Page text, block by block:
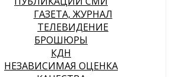
ГАЗЕТА, ЖУРНАЛ
ТЕЛЕВИДЕНИЕ
БРОШЮРЫ
КДН
НЕЗАВИСИМАЯ ОЦЕНКА